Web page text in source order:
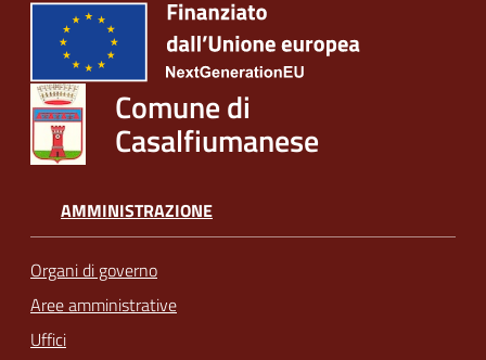
Comune di
Casalfiumanese
AMMINISTRAZIONE
Organi di governo
Aree amministrative
Uffici